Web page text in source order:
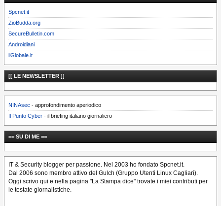
Spcnet.it
ZioBudda.org
SecureBulletin.com
Androidiani
ilGlobale.it
[[ LE NEWSLETTER ]]
NINAsec - approfondimento aperiodico
Il Punto Cyber - il briefing italiano giornaliero
== SU DI ME ==
IT & Security blogger per passione. Nel 2003 ho fondato Spcnet.it.
Dal 2006 sono membro attivo del Gulch (Gruppo Utenti Linux Cagliari).
Oggi scrivo qui e nella pagina "La Stampa dice" trovate i miei contributi per
le testate giornalistiche.